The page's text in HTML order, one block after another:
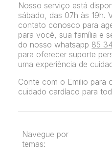
Nosso serviço está
sábado, das 07h às 19h.
contato conosco para
para você, sua família e
do nosso whatsapp 85
para oferecer suporte
uma experiência de
Conte com o Emilio para
cuidado cardíaco para
Navegue por
temas: